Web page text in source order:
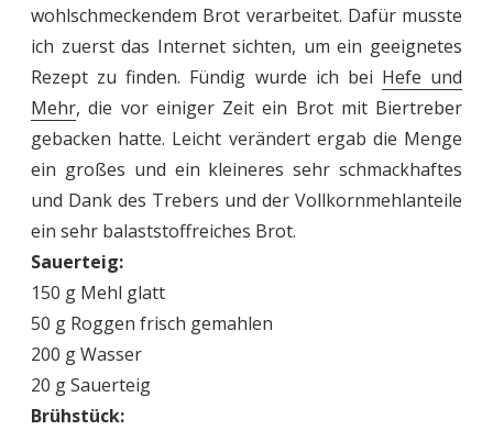
wohlschmeckendem Brot verarbeitet. Dafür musste
ich zuerst das Internet sichten, um ein geeignetes
Rezept zu finden. Fündig wurde ich bei Hefe und
Mehr, die vor einiger Zeit ein Brot mit Biertreber
gebacken hatte. Leicht verändert ergab die Menge
ein großes und ein kleineres sehr schmackhaftes
und Dank des Trebers und der Vollkornmehlanteile
ein sehr balaststoffreiches Brot.
Sauerteig:
150 g Mehl glatt
50 g Roggen frisch gemahlen
200 g Wasser
20 g Sauerteig
Brühstück: